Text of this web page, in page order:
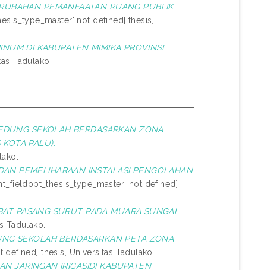
PEMANFAATAN RUANG PUBLIK
not defined] thesis,
DI KABUPATEN MIMIKA PROVINSI
Tadulako.
SEKOLAH BERDASARKAN ZONA
PALU).
PEMELIHARAAN INSTALASI PENGOLAHAN
not defined]
PASANG SURUT PADA MUARA SUNGAI
Tadulako.
SEKOLAH BERDASARKAN PETA ZONA
thesis, Universitas Tadulako.
JARINGAN IRIGASIDI KABUPATEN